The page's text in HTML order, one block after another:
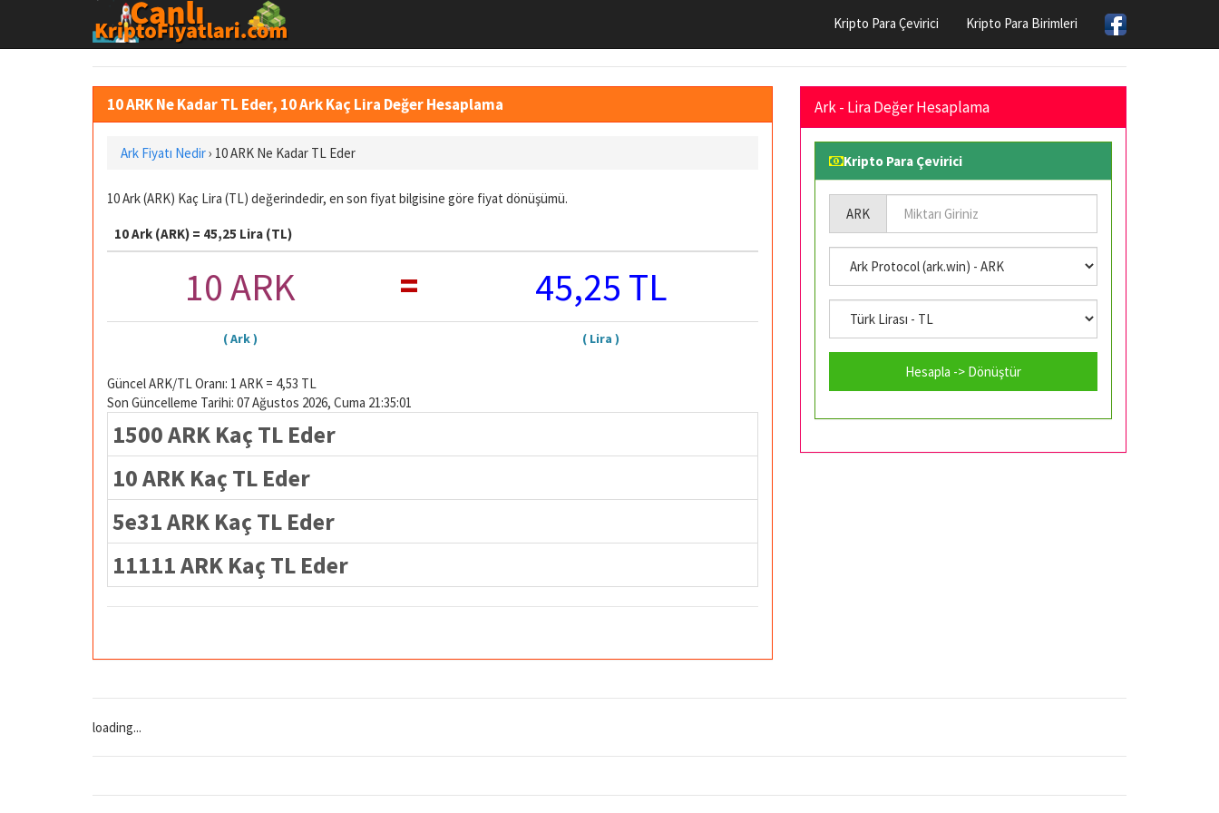
Kripto Para Çevirici Kripto Para Birimleri
10 ARK Ne Kadar TL Eder, 10 Ark Kaç Lira Değer Hesaplama
Ark Fiyatı Nedir› 10 ARK Ne Kadar TL Eder
10 Ark (ARK) Kaç Lira (TL) değerindedir, en son fiyat bilgisine göre fiyat dönüşümü.
10 Ark (ARK) = 45,25 Lira (TL)
10 ARK = 45,25 TL
( Ark ) ( Lira )
Güncel ARK/TL Oranı: 1 ARK = 4,53 TL
Son Güncelleme Tarihi: 07 Ağustos 2026, Cuma 21:35:01
1500 ARK Kaç TL Eder
10 ARK Kaç TL Eder
5e31 ARK Kaç TL Eder
11111 ARK Kaç TL Eder
Ark - Lira Değer Hesaplama
Kripto Para Çevirici
ARK
Hesapla -> Dönüştür
loading...